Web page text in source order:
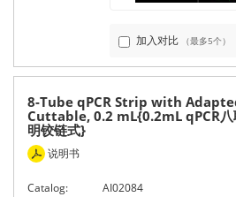
加入对比 （最多5个）
8-Tube qPCR Strip with
Cuttable, 0.2 mL{0.2mL qPCR八
明铰链式}
说明书
Catalog:
AI02084